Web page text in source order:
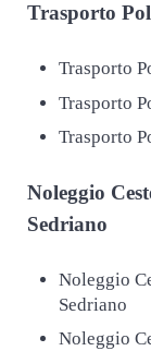
Trasporto
Trasporto
Trasporto
Trasporto
Noleggio
Sedriano
Noleggio
Sedriano
Noleggio